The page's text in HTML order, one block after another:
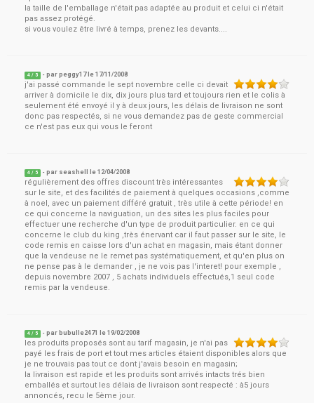
la taille de l'emballage n'était pas adaptée au produit et celui ci n'était
pas assez protégé.
si vous voulez être livré à temps, prenez les devants....
4 / 5 - parpeggy17le17/11/2008
j'ai passé commande le sept novembre celle ci devait
arriver à domicile le dix, dix jours plus tard et toujours rien et le colis à
seulement été envoyé il y à deux jours, les délais de livraison ne sont
donc pas respectés, si ne vous demandez pas de geste commercial
ce n'est pas eux qui vous le feront
4 / 5 - par seashell le12/04/2008
régulièrement des offres discount très intéressantes
sur le site, et des facilités de paiement à quelques occasions ,comme
à noel, avec un paiement différé gratuit , très utile à cette période! en
ce qui concerne la naviguation, un des sites les plus faciles pour
effectuer une recherche d'un type de produit particulier. en ce qui
concerne le club du king ,très énervant car il faut passer sur le site, le
code remis en caisse lors d'un achat en magasin, mais étant donner
que la vendeuse ne le remet pas systématiquement, et qu'en plus on
ne pense pas à le demander , je ne vois pas l'interet! pour exemple ,
depuis novembre 2007 , 5 achats individuels effectués,1 seul code
remis par la vendeuse.
4 / 5 - par bubulle2471 le19/02/2008
les produits proposés sont au tarif magasin, je n'ai pas
payé les frais de port et tout mes articles étaient disponibles alors que
je ne trouvais pas tout ce dont j'avais besoin en magasin;
la livraison est rapide et les produits sont arrivés intacts trés bien
emballés et surtout les délais de livraison sont respecté : à5 jours
annoncés, recu le 5ème jour.